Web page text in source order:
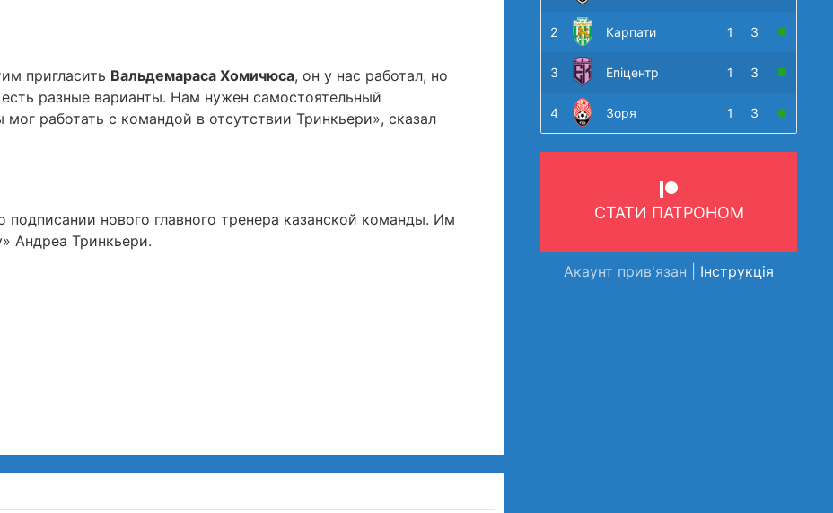
пригласить Вальдемараса Хомичюса, он у нас работал, но
разные варианты. Нам нужен самостоятельный
работать с командой в отсутствии Тринкьери», сказал
нового главного тренера казанской команды. Им
Андреа Тринкьери.
2 Карпати 1 3
3 Епіцентр 1 3
4 Зоря 1 3
СТАТИ ПАТРОНОМ
Акаунт прив'язан | Інструкція